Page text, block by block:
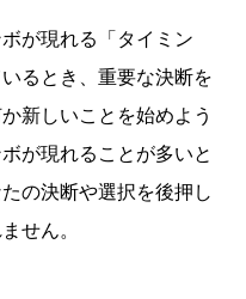
が現れる「タイミン
るとき、重要な決断を
新しいことを始めよう
が現れることが多いと
の決断や選択を後押し
せん。